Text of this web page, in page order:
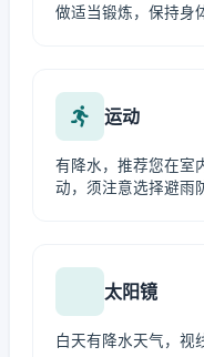
做适当锻炼，保持身
运动
有降水，推荐您在室
动，须注意选择避雨
太阳镜
白天有降水天气，视